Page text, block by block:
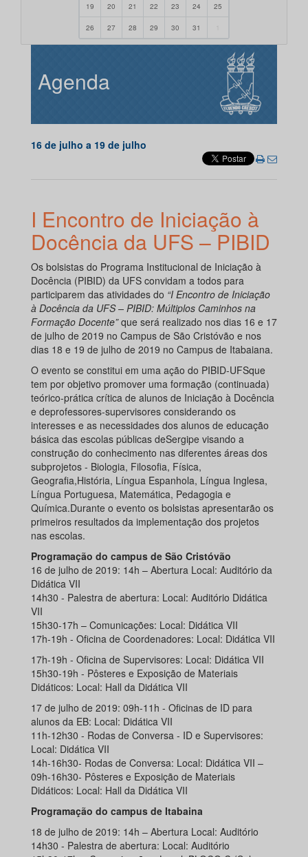
19 20 21 22 23 24 25
26 27 28 29 30 31
Agenda
16 de julho a 19 de julho
I Encontro de Iniciação à
Docência da UFS – PIBID
Os bolsistas do Programa Institucional de Iniciação à
Docência (PIBID) da UFS convidam a todos para
participarem das atividades do “I Encontro de Iniciação
à Docência da UFS – PIBID: Múltiplos Caminhos na
Formação Docente”que será realizado nos dias 16 e 17
de julho de 2019 no Campus de São Cristóvão e nos
dias 18 e 19 de julho de 2019 no Campus de Itabaiana.
O evento se constitui em uma ação do PIBID-UFSque
tem por objetivo promover uma formação (continuada)
teórico-prática crítica de alunos de Iniciação à Docência
e deprofessores-supervisores considerando os
interesses e as necessidades dos alunos de educação
básica das escolas públicas deSergipe visando a
construção do conhecimento nas diferentes áreas dos
subprojetos - Biologia, Filosofia, Física,
Geografia,História, Língua Espanhola, Língua Inglesa,
Língua Portuguesa, Matemática, Pedagogia e
Química.Durante o evento os bolsistas apresentarão os
primeiros resultados da implementação dos projetos
nas escolas.
Programação do campus de São Cristóvão
16 de julho de 2019: 14h – Abertura Local: Auditório da
Didática VII
14h30 - Palestra de abertura: Local: Auditório Didática
VII
15h30-17h – Comunicações: Local: Didática VII
17h-19h - Oficina de Coordenadores: Local: Didática VII
17h-19h - Oficina de Supervisores: Local: Didática VII
15h30-19h - Pôsteres e Exposição de Materiais
Didáticos: Local: Hall da Didática VII
17 de julho de 2019: 09h-11h - Oficinas de ID para
alunos da EB: Local: Didática VII
11h-12h30 - Rodas de Conversa - ID e Supervisores:
Local: Didática VII
14h-16h30- Rodas de Conversa: Local: Didática VII –
09h-16h30- Pôsteres e Exposição de Materiais
Didáticos: Local: Hall da Didática VII
Programação do campus de Itabaina
18 de julho de 2019: 14h – Abertura Local: Auditório
14h30 - Palestra de abertura: Local: Auditório